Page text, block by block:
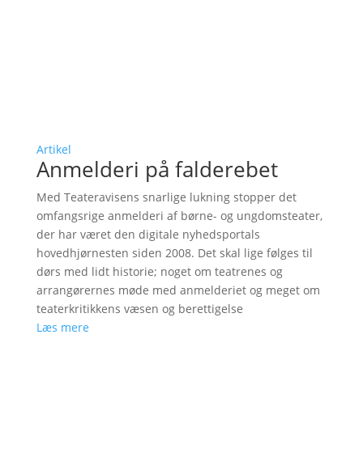
Artikel
Anmelderi på falderebet
Med Teateravisens snarlige lukning stopper det
omfangsrige anmelderi af børne- og ungdomsteater,
der har været den digitale nyhedsportals
hovedhjørnesten siden 2008. Det skal lige følges til
dørs med lidt historie; noget om teatrenes og
arrangørernes møde med anmelderiet og meget om
teaterkritikkens væsen og berettigelse
Læs mere